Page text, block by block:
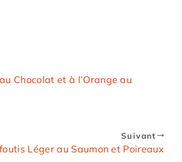
Chocolat et à l’Orange au
Suivant
Léger au Saumon et Poireaux